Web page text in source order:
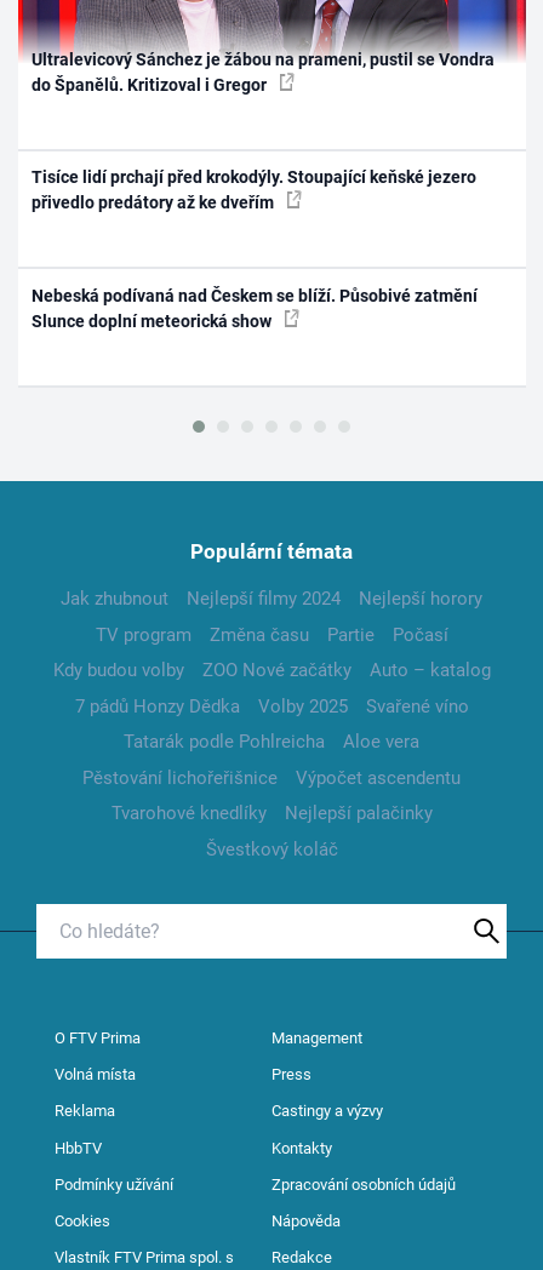
Ultralevicový Sánchez je žábou na prameni, pustil se Vondra
do Španělů. Kritizoval i Gregor
Tisíce lidí prchají před krokodýly. Stoupající keňské jezero
přivedlo predátory až ke dveřím
Nebeská podívaná nad Českem se blíží. Působivé zatmění
Slunce doplní meteorická show
Populární témata
Jak zhubnout Nejlepší filmy 2024
Nejlepší horory
TV program
Změna času Partie
Počasí
Kdy budou volby
ZOO Nové začátky
Auto – katalog
7 pádů Honzy Dědka
Volby 2025
Svařené víno
Tatarák podle Pohlreicha
Aloe vera
Pěstování lichořeřišnice
Výpočet ascendentu
Tvarohové knedlíky
Nejlepší palačinky
Švestkový koláč
O FTV Prima Management
Volná místa Press
Reklama Castingy a výzvy
HbbTV Kontakty
Podmínky užívání Zpracování osobních údajů
Cookies Nápověda
Vlastník FTV Prima spol. s Redakce